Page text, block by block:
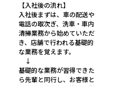
【入社後の流れ】
入社後まずは、車の配送や
電話の取次ぎ、洗車・車内
清掃業務から始めていただ
き、店舗で行われる基礎的
な業務を覚えます。
↓
基礎的な業務が習得できた
ら先輩と同行し、お客様と